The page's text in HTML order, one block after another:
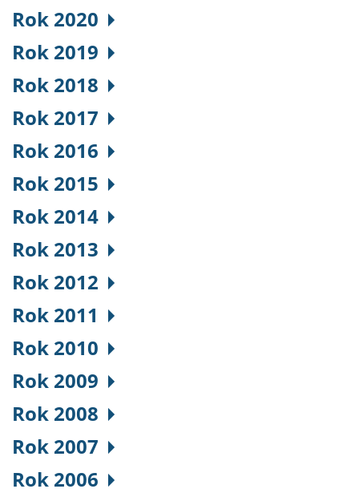
Rok 2020
Rok 2019
Rok 2018
Rok 2017
Rok 2016
Rok 2015
Rok 2014
Rok 2013
Rok 2012
Rok 2011
Rok 2010
Rok 2009
Rok 2008
Rok 2007
Rok 2006